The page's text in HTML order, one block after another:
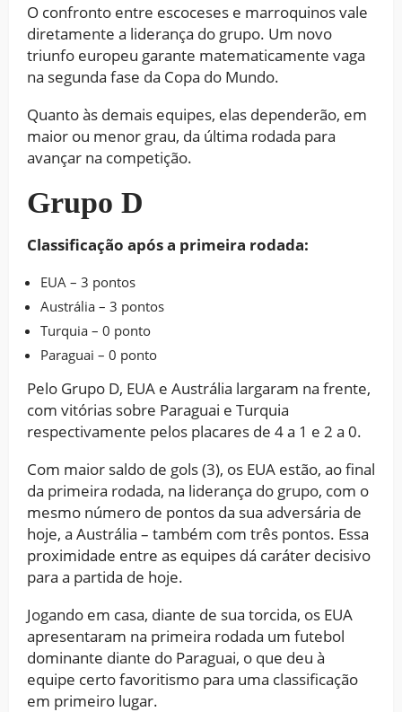
O confronto entre escoceses e marroquinos vale
diretamente a liderança do grupo. Um novo
triunfo europeu garante matematicamente vaga
na segunda fase da Copa do Mundo.
Quanto às demais equipes, elas dependerão, em
maior ou menor grau, da última rodada para
avançar na competição.
Grupo D
Classificação após a primeira rodada:
EUA – 3 pontos
Austrália – 3 pontos
Turquia – 0 ponto
Paraguai – 0 ponto
Pelo Grupo D, EUA e Austrália largaram na frente,
com vitórias sobre Paraguai e Turquia
respectivamente pelos placares de 4 a 1 e 2 a 0.
Com maior saldo de gols (3), os EUA estão, ao final
da primeira rodada, na liderança do grupo, com o
mesmo número de pontos da sua adversária de
hoje, a Austrália – também com três pontos. Essa
proximidade entre as equipes dá caráter decisivo
para a partida de hoje.
Jogando em casa, diante de sua torcida, os EUA
apresentaram na primeira rodada um futebol
dominante diante do Paraguai, o que deu à
equipe certo favoritismo para uma classificação
em primeiro lugar.